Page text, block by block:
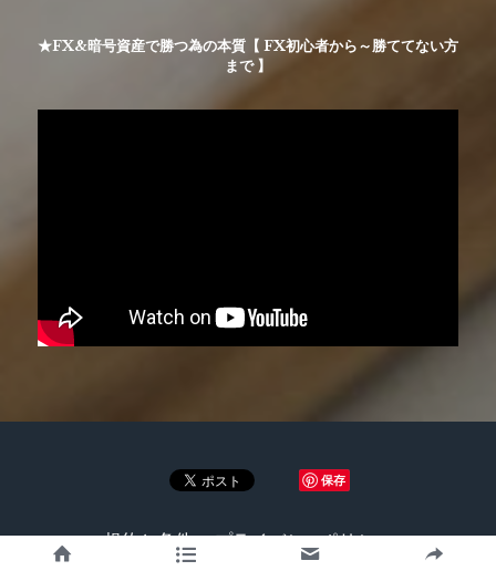
★FX&暗号資産で勝つ為の本質【 FX初心者から～勝ててない方
まで 】
保存
規約と条件 プライバシーポリシー